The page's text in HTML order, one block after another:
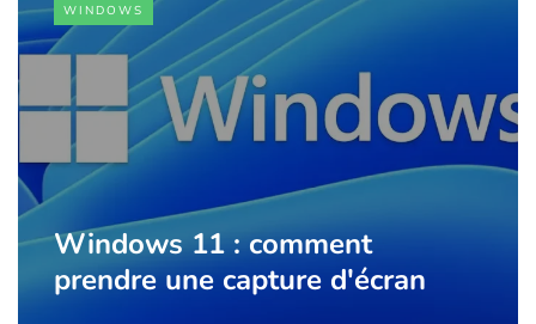
WINDOWS
Windows 11 : comment
prendre une capture d'écran